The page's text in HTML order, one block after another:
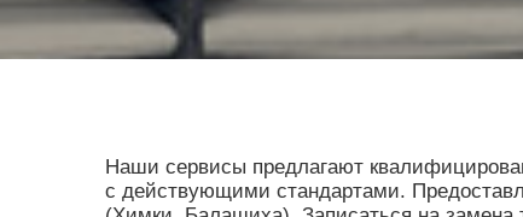
Наши сервисы предлагают
с действующими стандартами.